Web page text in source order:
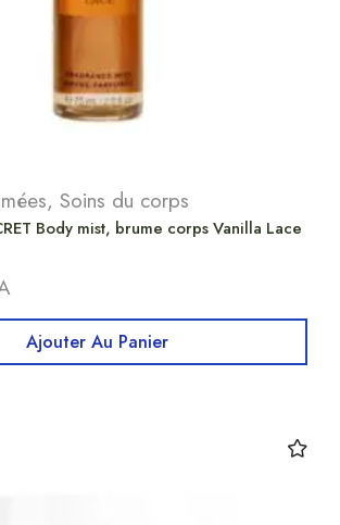
, Soins du corps
Body mist, brume corps Vanilla Lace
Ajouter Au Panier